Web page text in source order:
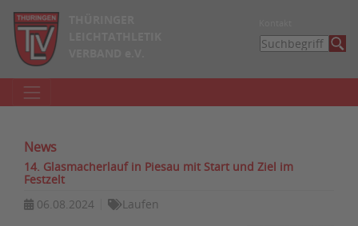
News
14. Glasmacherlauf in Piesau mit Start und Ziel im
Festzelt
06.08.2024
Laufen